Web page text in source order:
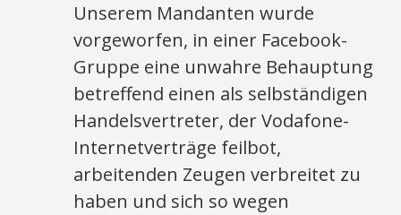
Unserem Mandanten wurde
vorgeworfen, in einer Facebook-
Gruppe eine unwahre Behauptung
betreffend einen als selbständigen
Handelsvertreter, der Vodafone-
Internetverträge feilbot,
arbeitenden Zeugen verbreitet zu
haben und sich so wegen